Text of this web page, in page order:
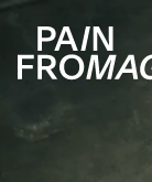
Pain Fromage